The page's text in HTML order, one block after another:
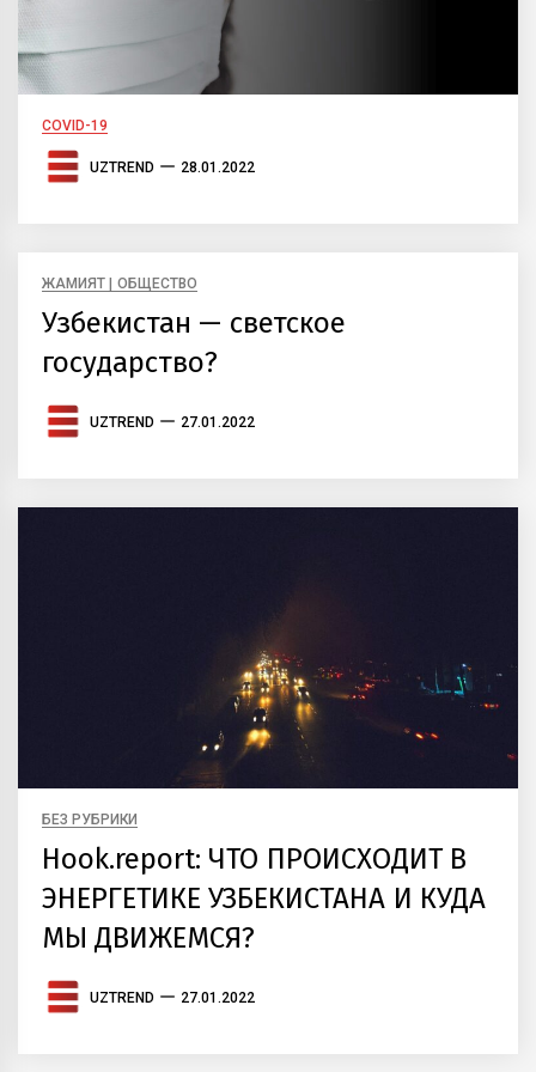
COVID-19
UZTREND 28.01.2022
ЖАМИЯТ | ОБЩЕСТВО
Узбекистан — светское
государство?
UZTREND 27.01.2022
БЕЗ РУБРИКИ
Hook.report: ЧТО ПРОИСХОДИТ В
ЭНЕРГЕТИКЕ УЗБЕКИСТАНА И КУДА
МЫ ДВИЖЕМСЯ?
UZTREND 27.01.2022